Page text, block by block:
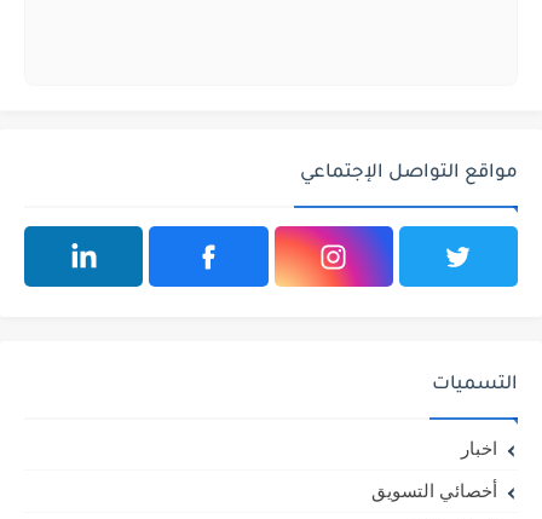
مواقع التواصل الإجتماعي
التسميات
اخبار
أخصائي التسويق